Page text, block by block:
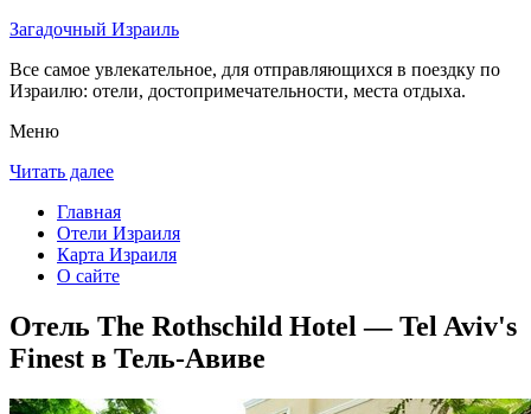
Загадочный Израиль
Все самое увлекательное, для отправляющихся в поездку по
Израилю: отели, достопримечательности, места отдыха.
Меню
Читать далее
Главная
Отели Израиля
Карта Израиля
О сайте
Отель The Rothschild Hotel — Tel Aviv's
Finest в Тель-Авиве